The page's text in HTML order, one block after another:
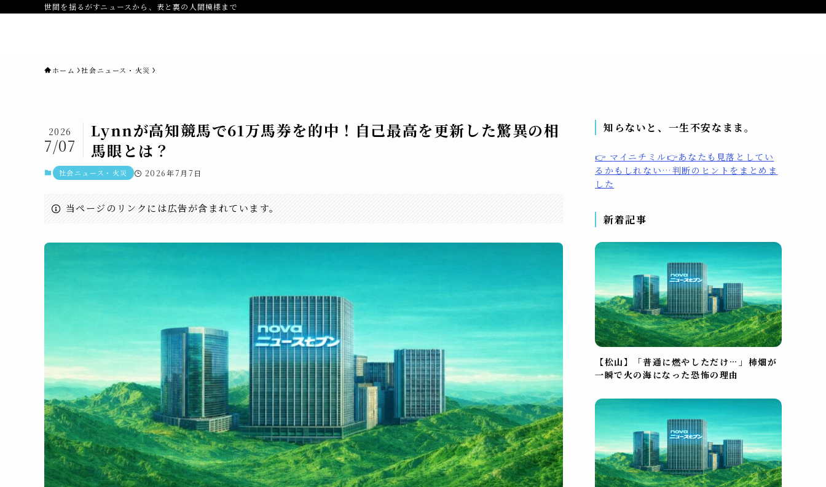
世間を揺るがすニュースから、表と裏の人間模様まで
ホーム 社会ニュース・火災
Lynnが高知競馬で61万馬券を的中！自己最高を更新した驚異の相
馬眼とは？
2026
7/07
社会ニュース・火災 2026年7月7日
当ページのリンクには広告が含まれています。
知らないと、一生不安なまま。
👉 マイニチミル👉あなたも見落としてい
るかもしれない…判断のヒントをまとめま
した
新着記事
【松山】「普通に燃やしただけ…」柿畑が
一瞬で火の海になった恐怖の理由